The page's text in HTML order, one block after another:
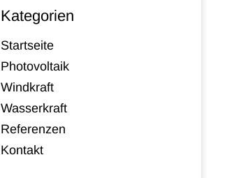
Kategorien
Startseite
Photovoltaik
Windkraft
Wasserkraft
Referenzen
Kontakt